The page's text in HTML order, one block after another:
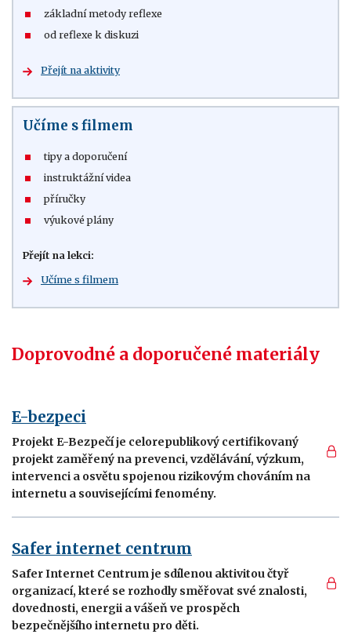
základní metody reflexe
od reflexe k diskuzi
Přejít na aktivity
Učíme s filmem
tipy a doporučení
instruktážní videa
příručky
výukové plány
Přejít na lekci:
Učíme s filmem
Doprovodné a doporučené materiály
E-bezpeci
Projekt E-Bezpečí je celorepublikový certifikovaný
projekt zaměřený na prevenci, vzdělávání, výzkum,
intervenci a osvětu spojenou rizikovým chováním na
internetu a souvisejícími fenomény.
Safer internet centrum
Safer Internet Centrum je sdílenou aktivitou čtyř
organizací, které se rozhodly směřovat své znalosti,
dovednosti, energii a vášeň ve prospěch
bezpečnějšího internetu pro děti.